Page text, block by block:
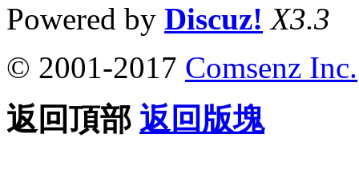
Powered by Discuz! X3.3
© 2001-2017 Comsenz Inc.
返回頂部 返回版塊